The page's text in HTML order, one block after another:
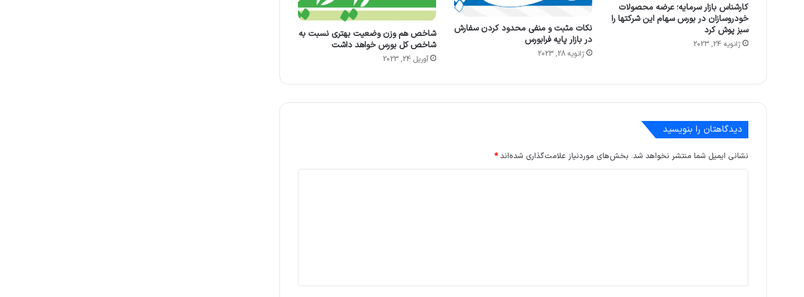
کارشناس بازار سرمایه؛ عرضه محصولات
خودروسازان در بورس سهام این شرکتها را
سبز پوش کرد
ژانویه 24, 2023
نکات مثبت و منفی محدود کردن سفارش
در بازار پایه فرابورس
ژانویه 28, 2023
شاخص هم وزن وضعیت بهتری نسبت به
شاخص کل بورس خواهد داشت
آوریل 24, 2023
دیدگاهتان را بنویسید
نشانی ایمیل شما منتشر نخواهد شد. بخش‌های موردنیاز علامت‌گذاری شده‌اند*
*